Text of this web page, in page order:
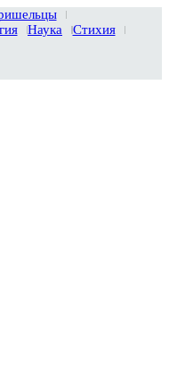
Наука
Стихия